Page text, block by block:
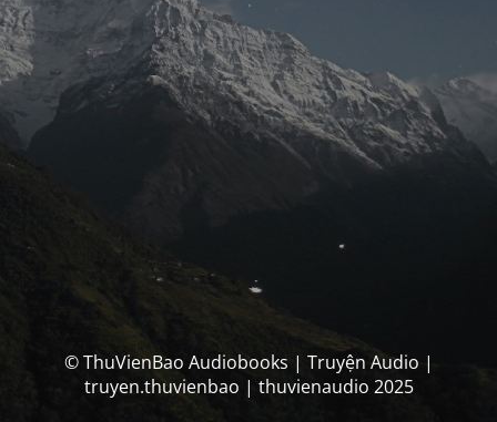
© ThuVienBao Audiobooks | Truyện Audio |
truyen.thuvienbao | thuvienaudio 2025